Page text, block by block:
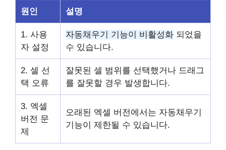
원인 설명
1. 사용
자 설정
자동채우기 기능이 비활성화 되었을
수 있습니다.
2. 셀 선
택 오류
잘못된 셀 범위를 선택했거나 드래그
를 잘못할 경우 발생합니다.
3. 엑셀
버전 문
제
오래된 엑셀 버전에서는 자동채우기
기능이 제한될 수 있습니다.